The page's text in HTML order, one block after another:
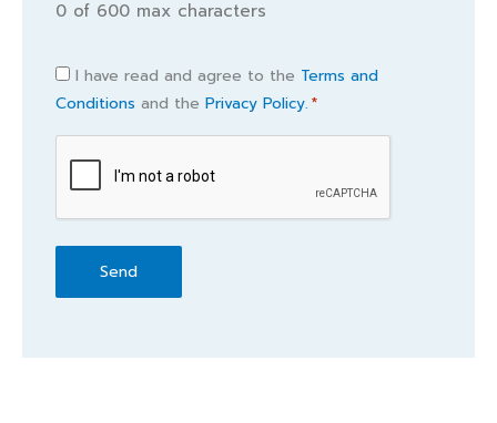
0 of 600 max characters
Consent
*
I have read and agree to the Terms and
Conditions and the Privacy Policy. *